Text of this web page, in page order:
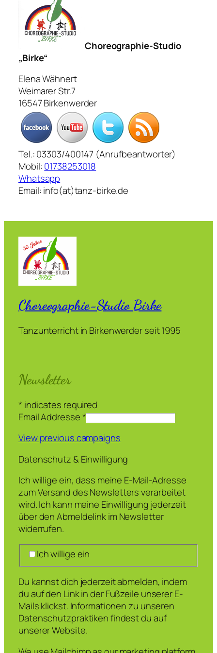
Choreographie-Studio
„Birke“
Elena Wähnert
Weimarer Str.7
16547 Birkenwerder
Tel.: 03303/400147 (Anrufbeantworter)
Mobil:01738253018
Whatsapp
Email: info(at)tanz-birke.de
Choreographie-Studio Birke
Tanzunterricht in Birkenwerder seit 1995
Newsletter
* indicates required
Email Addresse*
View previous campaigns
Datenschutz & Einwilligung
Ich willige ein, dass meine E-Mail-Adresse
zum Versand des Newsletters verarbeitet
wird. Ich kann meine Einwilligung jederzeit
über den Abmeldelink im Newsletter
widerrufen.
Ich willige ein
Du kannst dich jederzeit abmelden, indem
du auf den Link in der Fußzeile unserer E-
Mails klickst. Informationen zu unseren
Datenschutzpraktiken findest du auf
unserer Website.